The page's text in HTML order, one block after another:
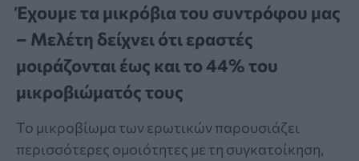
Έχουμε τα μικρόβια του συντρόφου μας
– Μελέτη δείχνει ότι εραστές
μοιράζονται έως και το 44% του
μικροβιώματός τους
Το μικροβίωμα των ερωτικών παρουσιάζει
περισσότερες ομοιότητες με τη συγκατοίκηση,